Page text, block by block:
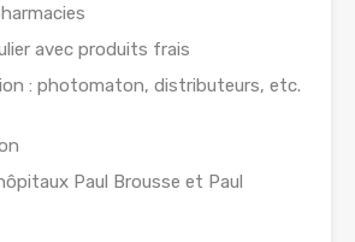
avec produits frais
: photomaton, distributeurs, etc.
Paul Brousse et Paul